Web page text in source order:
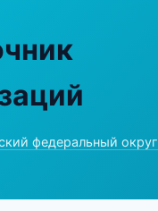
федеральный округ